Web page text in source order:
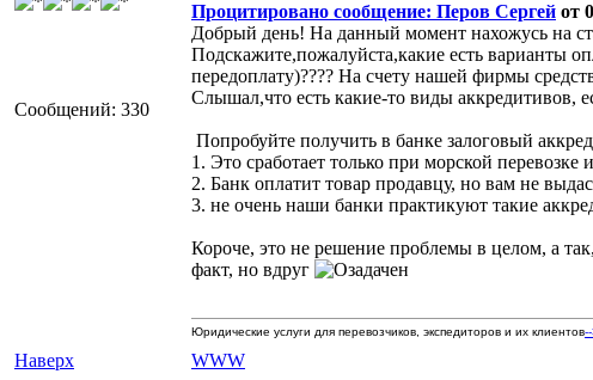
Сообщений: 330
Процитировано сообщение: Перов Сергей от
Добрый день! На данный момент нахожусь на
Подскажите,пожалуйста,какие есть варианты
передоплату)???? На счету нашей фирмы
Слышал,что есть какие-то виды аккредитивов,
Попробуйте получить в банке залоговый
1. Это сработает только при морской
2. Банк оплатит товар продавцу, но вам не
3. не очень наши банки практикуют такие
Короче, это не решение проблемы в целом, а
факт, но вдруг
Наверх
Юридические услуги для перевозчиков, экспедиторов и их клиентов
WWW